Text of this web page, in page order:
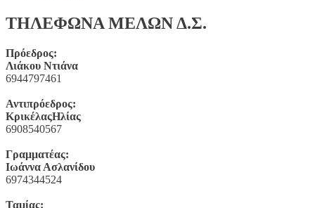
ΤΗΛΕΦΩΝΑ ΜΕΛΩΝ Δ.Σ.
Πρόεδρος:
Λιάκου Ντιάνα
6944797461
Αντιπρόεδρος:
ΚρικέλαςΗλίας
6908540567
Γραμματέας:
Ιωάννα Ασλανίδου
6974344524
Ταμίας: